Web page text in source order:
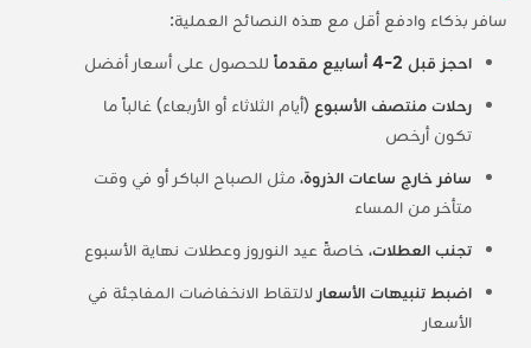
سافر بذكاء وادفع أقل مع هذه النصائح العملية:
احجز قبل 2-4 أسابيع مقدماً
للحصول على أسعار أفضل
رحلات منتصف الأسبوع (أيام الثلاثاء أو الأربعاء) غالباً ما
تكون أرخص
سافر خارج ساعات الذروة،مثل الصباح الباكر أو في وقت
متأخر من المساء
تجنب العطلات،خاصةً عيد النوروز وعطلات نهاية الأسبوع
اضبط تنبيهات الأسعار لالتقاط الانخفاضات المفاجئة في
الأسعار